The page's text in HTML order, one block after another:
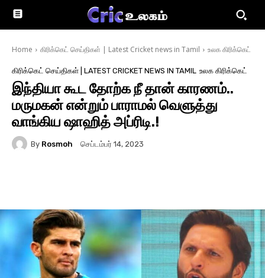
Home கிரிக்கெட் செய்திகள் | Latest Cricket news in Tamil உலக கிரிக்கெட்
கிரிக்கெட் செய்திகள் | LATEST CRICKET NEWS IN TAMIL உலக கிரிக்கெட்
இந்தியா கூட தோற்க நீ தான் காரணம்..
மருமகன் என்றும் பாராமல் வெளுத்து
வாங்கிய ஷாஹித் அப்ரிடி.!
By Rosmoh செப்டம்பர் 14, 2023